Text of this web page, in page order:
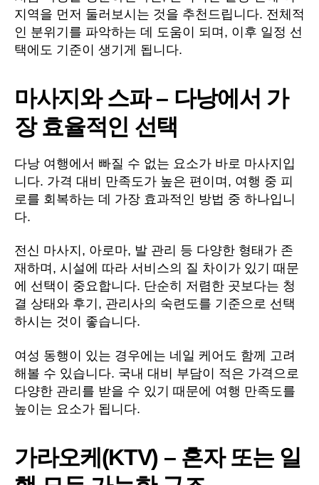
지역을 먼저 둘러보시는 것을 추천드립니다. 전체적
인 분위기를 파악하는 데 도움이 되며, 이후 일정 선
택에도 기준이 생기게 됩니다.
마사지와 스파 – 다낭에서 가
장 효율적인 선택
다낭 여행에서 빠질 수 없는 요소가 바로 마사지입
니다. 가격 대비 만족도가 높은 편이며, 여행 중 피
로를 회복하는 데 가장 효과적인 방법 중 하나입니
다.
전신 마사지, 아로마, 발 관리 등 다양한 형태가 존
재하며, 시설에 따라 서비스의 질 차이가 있기 때문
에 선택이 중요합니다. 단순히 저렴한 곳보다는 청
결 상태와 후기, 관리사의 숙련도를 기준으로 선택
하시는 것이 좋습니다.
여성 동행이 있는 경우에는 네일 케어도 함께 고려
해볼 수 있습니다. 국내 대비 부담이 적은 가격으로
다양한 관리를 받을 수 있기 때문에 여행 만족도를
높이는 요소가 됩니다.
가라오케(KTV) – 혼자 또는 일